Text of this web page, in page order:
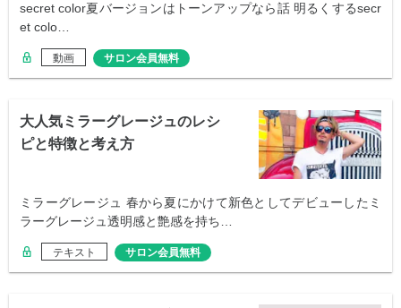
secret color夏バージョンはトーンアップなら話 明るくするsecr
et colo…
動画 サロン会員無料
大人気ミラーグレージュのレシ
ピと特徴と考え方
ミラーグレージュ 春から夏にかけて新色としてデビューしたミ
ラーグレージュ透明感と艶感を持ち…
テキスト サロン会員無料